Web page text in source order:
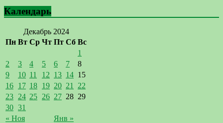
Календарь
Декабрь 2024
Пн Вт Ср Чт Пт Сб Вс
« Ноя Янв »
1
2
3 4 5 6 7
8
9
10 11 12 13 14 15
16 17 18 19 20 21
22
23 24 25 26 27 28 29
30 31